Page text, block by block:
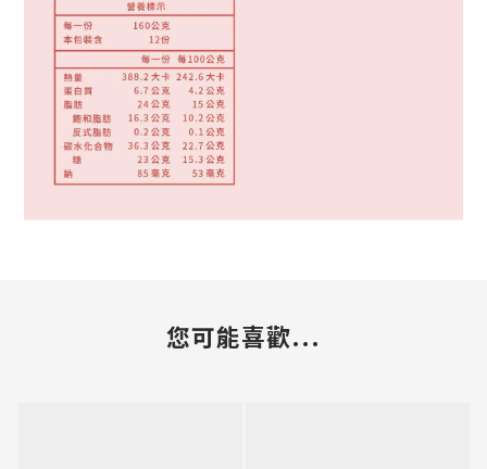
您可能喜歡...